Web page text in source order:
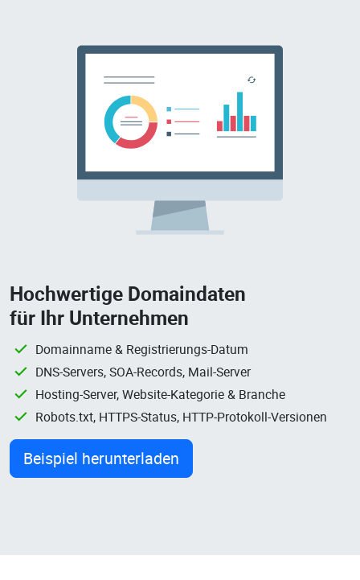
Hochwertige Domaindaten
für Ihr Unternehmen
Domainname & Registrierungs-Datum
DNS-Servers, SOA-Records, Mail-Server
Hosting-Server, Website-Kategorie & Branche
Robots.txt, HTTPS-Status, HTTP-Protokoll-Versionen
Beispiel herunterladen